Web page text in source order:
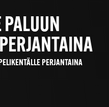
PALUUN
PERJANTAINA